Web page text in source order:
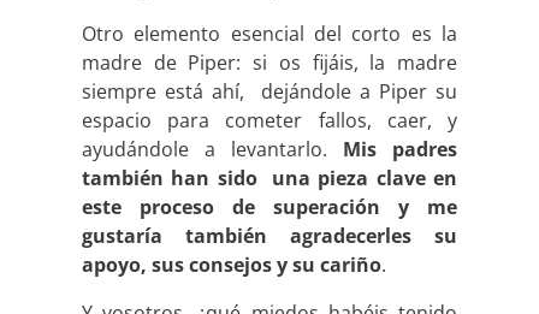
Otro elemento esencial del corto es la
madre de Piper: si os fijáis, la madre
siempre está ahí, dejándole a Piper su
espacio para cometer fallos, caer, y
ayudándole a levantarlo. Mis padres
también han sido una pieza clave en
este proceso de superación y me
gustaría también agradecerles su
apoyo, sus consejos y su cariño.